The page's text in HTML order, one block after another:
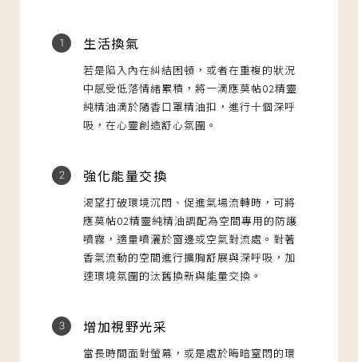
1 生活換氣
若是陷入內在糾結困頓，或者在重複的狀況
中感受低落情緒累積，將一滴應莫帖02精靈
純精油滴於隨香口罩精油扣，進行十個深呼
吸，在心靈創造舒心氛圍。
2 強化能量交換
渴望打破環境沉悶、促進氣場流轉時，可將
應莫帖02精靈純精油調配為空間專用的防護
噴霧，適量噴灑於窗邊或空氣對流處。對著
香氣流動的空間進行擴胸舒展與深呼吸，加
速環境氛圍的汰舊換新與能量交換。
3 增加視野光采
當長時間面對螢幕，或是處於晦暗窒悶的環